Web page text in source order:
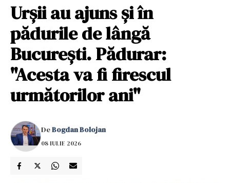
Urșii au ajuns și în
pădurile de lângă
București. Pădurar:
"Acesta va fi firescul
următorilor ani"
DeBogdan Bolojan
08 IULIE 2026